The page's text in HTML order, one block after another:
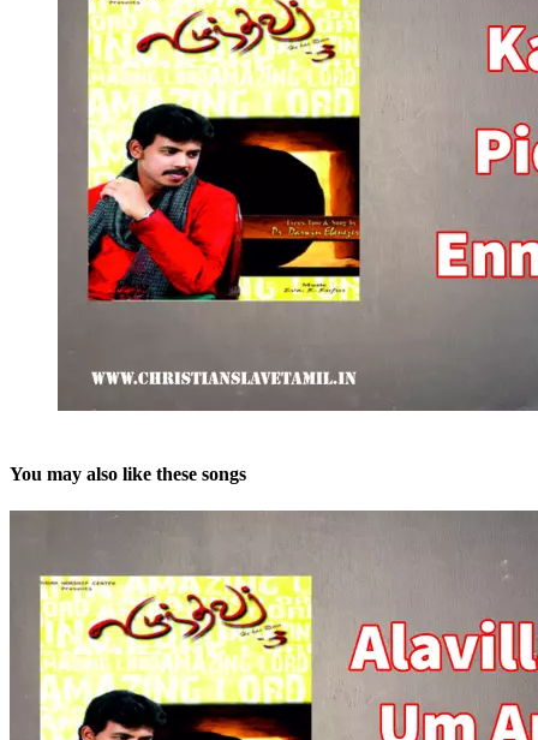
You may also like these songs